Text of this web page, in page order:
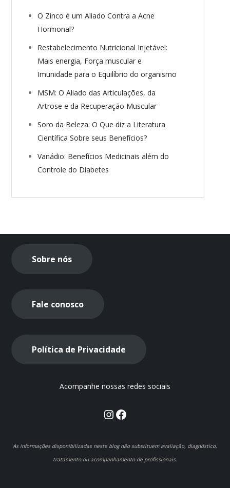
O Zinco é um Aliado Contra a Acne
Hormonal?
Restabelecimento Nutricional Injetável:
Mais energia, Força muscular e
Imunidade para o Equilíbrio do organismo
MSM: O Aliado das Articulações, da
Artrose e da Recuperação Muscular
Soro da Beleza: O Que diz a Literatura
Científica Sobre seus Benefícios?
Vanádio: Benefícios Medicinais além do
Controle do Diabetes
Sobre nós
Fale conosco
Política de Privacidade
Acompanhe nossas redes sociais
Instagram
Facebook
As informações disponibilizadas neste blog não substituem avaliação, diagnóstico,
tratamento ou acompanhamento de profissionais.